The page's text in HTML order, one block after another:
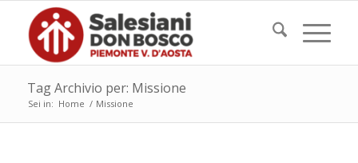
Tag Archivio per: Missione
Sei in: Home / Missione